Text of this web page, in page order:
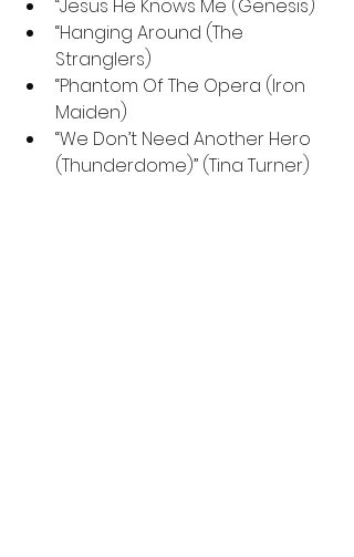
“Jesus He Knows Me (Genesis)
“Hanging Around (The
Stranglers)
“Phantom Of The Opera (Iron
Maiden)
“We Don’t Need Another Hero
(Thunderdome)” (Tina Turner)